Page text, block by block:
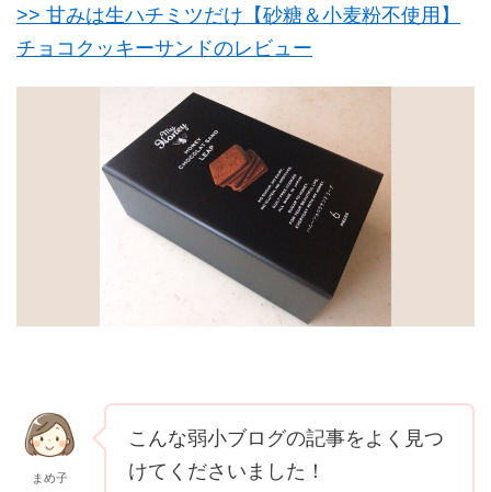
>> 甘みは生ハチミツだけ【砂糖＆小麦粉不使用】
チョコクッキーサンドのレビュー
まめ子
こんな弱小ブログの記事をよく見つ
けてくださいました！